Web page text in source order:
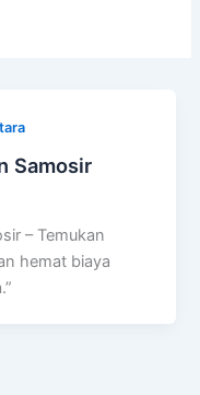
Samosir
– Temukan
hemat biaya